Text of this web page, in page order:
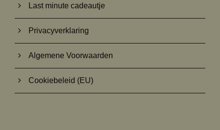
Last minute cadeautje
Privacyverklaring
Algemene Voorwaarden
Cookiebeleid (EU)